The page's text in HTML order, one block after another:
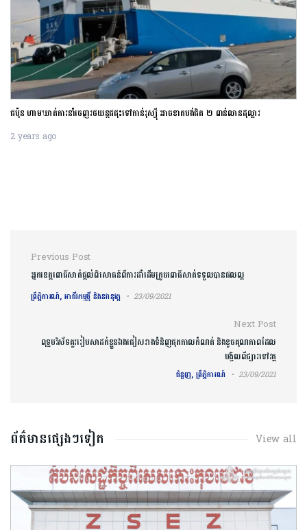
ជប៉ុន ហាមឃាត់ការនាំចេញរថយន្តជជុះទៅកាន់រុស្ស៊ី អាចខាតបង់ជិត ២ ពាន់លានដុល្លារ
2 years ago
Post navigation
Previous Post
អ្នកខេត្តពោធិ៍សាត់ផ្តល់ពិសោធន៍ពីការដាំដើមក្រូចពោធិ៍សាត់ទទួលបានផលល្អ
ព្រឹត្តិការណ៍, អាជីវកម្មថ្មី និងនវានុវត្ត 23/09/2021
Next Post
ពុទ្ធបរិស័ទគួររៀបសាដក់ខ្លួនឯងជៀសវាងទំនិញផុតកាលកំណត់ និងខូចគុណភាពដែល
បង្វិលពីផ្សារទៅវត្ត
ជំនួញ, ព្រឹត្តិការណ៍ 23/09/2021
ព័ត៌មានផ្សេងៗទៀត View all